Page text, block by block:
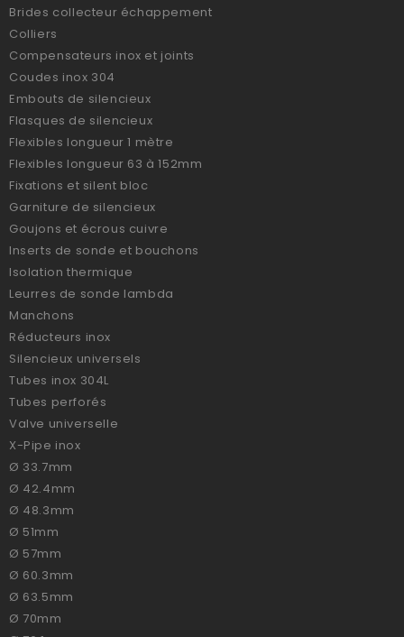
Brides collecteur échappement
Colliers
Compensateurs inox et joints
Coudes inox 304
Embouts de silencieux
Flasques de silencieux
Flexibles longueur 1 mètre
Flexibles longueur 63 à 152mm
Fixations et silent bloc
Garniture de silencieux
Goujons et écrous cuivre
Inserts de sonde et bouchons
Isolation thermique
Leurres de sonde lambda
Manchons
Réducteurs inox
Silencieux universels
Tubes inox 304L
Tubes perforés
Valve universelle
X-Pipe inox
Ø 33.7mm
Ø 42.4mm
Ø 48.3mm
Ø 51mm
Ø 57mm
Ø 60.3mm
Ø 63.5mm
Ø 70mm